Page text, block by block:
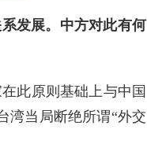
发展。中方对此有何
此原则基础上与中国
湾当局断绝所谓“外交